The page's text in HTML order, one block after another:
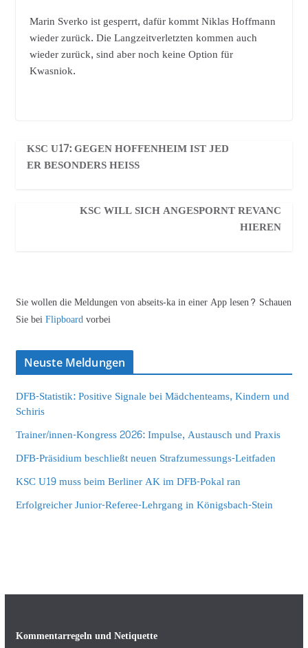
Marin Sverko ist gesperrt, dafür kommt Niklas Hoffmann
wieder zurück. Die Langzeitverletzten kommen auch
wieder zurück, sind aber noch keine Option für
Kwasniok.
KSC U17: GEGEN HOFFENHEIM IST JED
ER BESONDERS HEISS
KSC WILL SICH ANGESPORNT REVANC
HIEREN
Sie wollen die Meldungen von abseits-ka in einer App lesen? Schauen
Sie beiFlipboardvorbei
Neuste Meldungen
DFB-Statistik: Positive Signale bei Mädchenteams, Kindern und
Schiris
Trainer/innen-Kongress 2026: Impulse, Austausch und Praxis
DFB-Präsidium beschließt neuen Strafzumessungs-Leitfaden
KSC U19 muss beim Berliner AK im DFB-Pokal ran
Erfolgreicher Junior-Referee-Lehrgang in Königsbach-Stein
Kommentarregeln und Netiquette